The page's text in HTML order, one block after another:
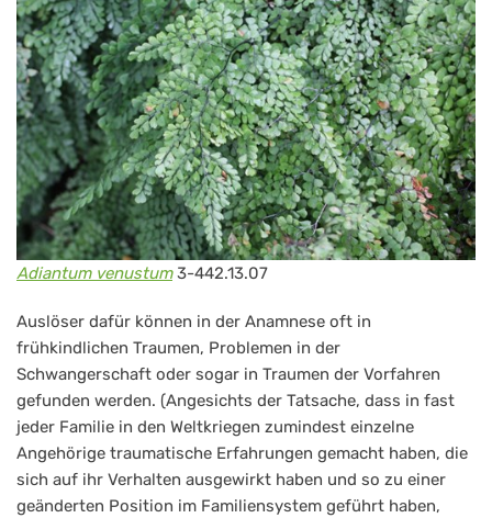
Adiantum venustum3-442.13.07
Auslöser dafür können in der Anamnese oft in
frühkindlichen Traumen, Problemen in der
Schwangerschaft oder sogar in Traumen der Vorfahren
gefunden werden. (Angesichts der Tatsache, dass in fast
jeder Familie in den Weltkriegen zumindest einzelne
Angehörige traumatische Erfahrungen gemacht haben, die
sich auf ihr Verhalten ausgewirkt haben und so zu einer
geänderten Position im Familiensystem geführt haben,